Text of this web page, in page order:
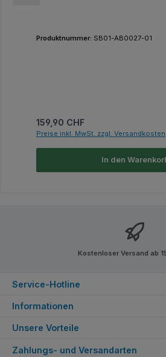
Produktnummer: SB01-AB0027-01
Regulärer Preis:
159,90 CHF
Preise inkl. MwSt. zzgl. Versandkosten
In den
Kostenloser Versand ab
Service-Hotline
Informationen
Unsere Vorteile
Zahlungs- und Versandarten